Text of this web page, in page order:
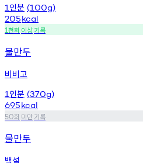
1 인분 (100g)
205kcal
1천회 이상기록
물만두
비비고
1 인분 (370g)
695kcal
50회 미만기록
물만두
백설